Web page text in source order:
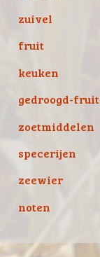
zuivel
fruit
keuken
gedroogd-fruit
zoetmiddelen
specerijen
zeewier
noten